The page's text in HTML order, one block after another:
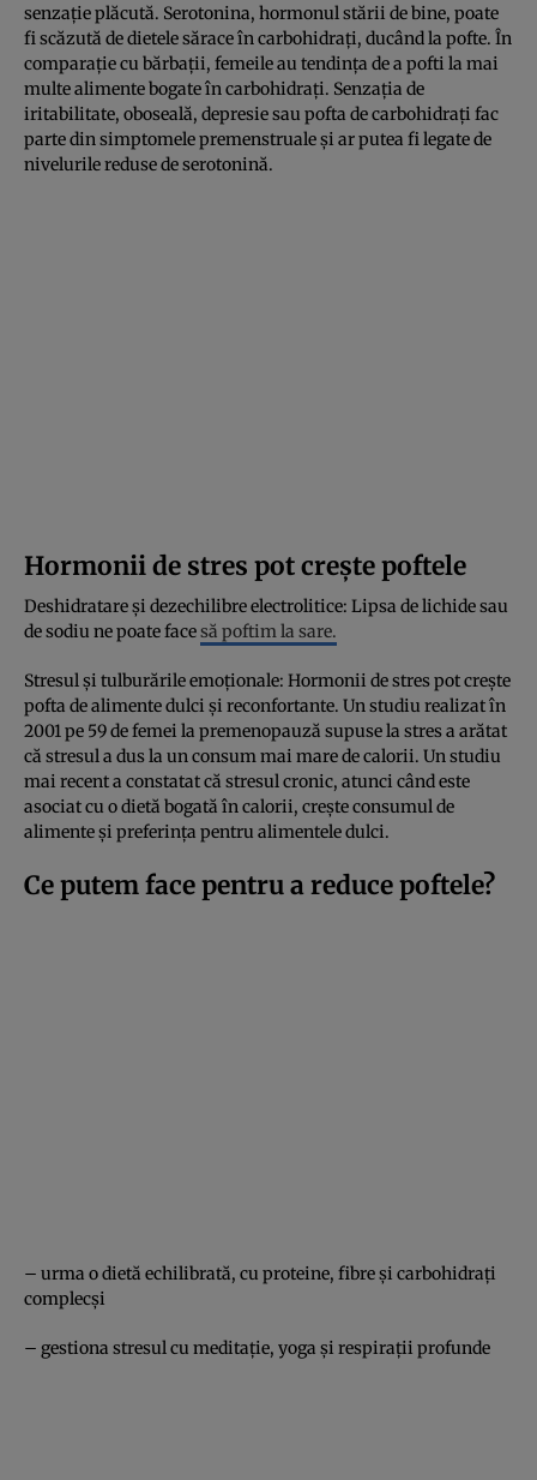
senzație plăcută. Serotonina, hormonul stării de bine, poate
fi scăzută de dietele sărace în carbohidrați, ducând la pofte. În
comparație cu bărbații, femeile au tendința de a pofti la mai
multe alimente bogate în carbohidrați. Senzația de
iritabilitate, oboseală, depresie sau pofta de carbohidrați fac
parte din simptomele premenstruale și ar putea fi legate de
nivelurile reduse de serotonină.
Hormonii de stres pot crește poftele
Deshidratare și dezechilibre electrolitice: Lipsa de lichide sau
de sodiu ne poate facesă poftim la sare.
Stresul și tulburările emoționale: Hormonii de stres pot crește
pofta de alimente dulci și reconfortante. Un studiu realizat în
2001 pe 59 de femei la premenopauză supuse la stres a arătat
că stresul a dus la un consum mai mare de calorii. Un studiu
mai recent a constatat că stresul cronic, atunci când este
asociat cu o dietă bogată în calorii, crește consumul de
alimente și preferința pentru alimentele dulci.
Ce putem face pentru a reduce poftele?
– urma o dietă echilibrată, cu proteine, fibre și carbohidrați
complecși
– gestiona stresul cu meditație, yoga și respirații profunde